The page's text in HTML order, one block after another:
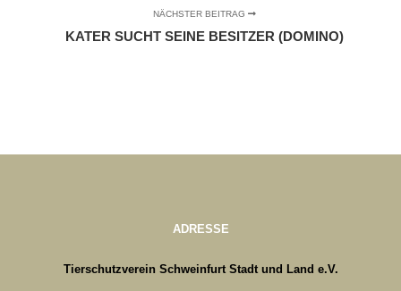
NÄCHSTER BEITRAG
KATER SUCHT SEINE BESITZER (DOMINO)
ADRESSE
Tierschutzverein Schweinfurt Stadt und Land e.V.